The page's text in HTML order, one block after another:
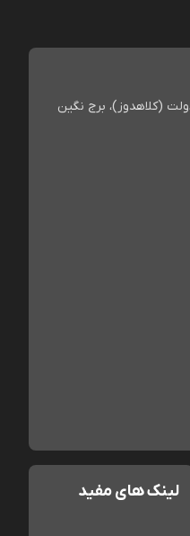
(کلاهدوز)، برج نگین
لینک های مفید